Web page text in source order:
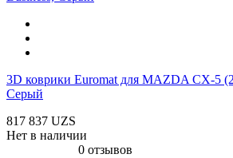
3D коврики Euromat для MAZDA CX-5
Серый
817 837 UZS
Нет в наличии
0 отзывов